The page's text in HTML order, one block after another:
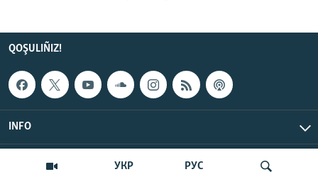
УКР РУС
QOŞULIÑIZ!
INFO
© Qırım.Aqiqat, 2026 | All Rights Reserved.